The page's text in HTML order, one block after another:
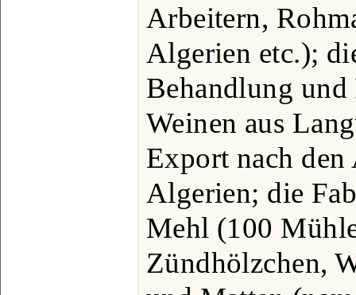
Arbeitern,
Algerien etc.);
Behandlung
Weinen aus
Export nach
Algerien; die
Mehl (100
Zündhölzchen,